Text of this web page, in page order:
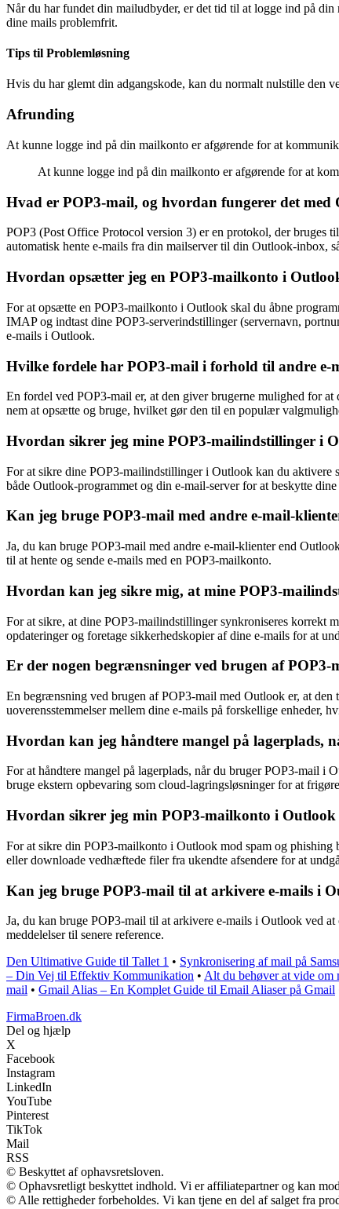
Når du har fundet din mailudbyder, er det tid til at logge ind på
dine mails problemfrit.
Tips til Problemløsning
Hvis du har glemt din adgangskode, kan du normalt nulstille den
Afrunding
At kunne logge ind på din mailkonto er afgørende for at
At kunne logge ind på din mailkonto er afgørende for at
Hvad er POP3-mail, og hvordan fungerer det med
POP3 (Post Office Protocol version 3) er en protokol, der bruges
automatisk hente e-mails fra din mailserver til din Outlook-inbox,
Hvordan opsætter jeg en POP3-mailkonto i
For at opsætte en POP3-mailkonto i Outlook skal du åbne
IMAP og indtast dine POP3-serverindstillinger (servernavn,
e-mails i Outlook.
Hvilke fordele har POP3-mail i forhold til andre e-
En fordel ved POP3-mail er, at den giver brugerne mulighed for
nem at opsætte og bruge, hvilket gør den til en populær
Hvordan sikrer jeg mine POP3-mailindstillinger i
For at sikre dine POP3-mailindstillinger i Outlook kan du
både Outlook-programmet og din e-mail-server for at beskytte
Kan jeg bruge POP3-mail med andre e-mail-
Ja, du kan bruge POP3-mail med andre e-mail-klienter end
til at hente og sende e-mails med en POP3-mailkonto.
Hvordan kan jeg sikre mig, at mine POP3-
For at sikre, at dine POP3-mailindstillinger synkroniseres
opdateringer og foretage sikkerhedskopier af dine e-mails for at
Er der nogen begrænsninger ved brugen af POP3-
En begrænsning ved brugen af POP3-mail med Outlook er, at
uoverensstemmelser mellem dine e-mails på forskellige enheder,
Hvordan kan jeg håndtere mangel på lagerplads,
For at håndtere mangel på lagerplads, når du bruger POP3-mail i
bruge ekstern opbevaring som cloud-lagringsløsninger for at
Hvordan sikrer jeg min POP3-mailkonto i Outlook
For at sikre din POP3-mailkonto i Outlook mod spam og
eller downloade vedhæftede filer fra ukendte afsendere for at
Kan jeg bruge POP3-mail til at arkivere e-mails i
Ja, du kan bruge POP3-mail til at arkivere e-mails i Outlook ved
meddelelser til senere reference.
Den Ultimative Guide til Tallet 1 • Synkronisering af mail på
– Din Vej til Effektiv Kommunikation • Alt du behøver at vide om
mail • Gmail Alias – En Komplet Guide til Email Aliaser på Gmail
FirmaBroen.dk
Del og hjælp
X
Facebook
Instagram
LinkedIn
YouTube
Pinterest
TikTok
Mail
RSS
© Beskyttet af ophavsretsloven.
© Ophavsretligt beskyttet indhold. Vi er affiliatepartner og kan
© Alle rettigheder forbeholdes. Vi kan tjene en del af salget fra